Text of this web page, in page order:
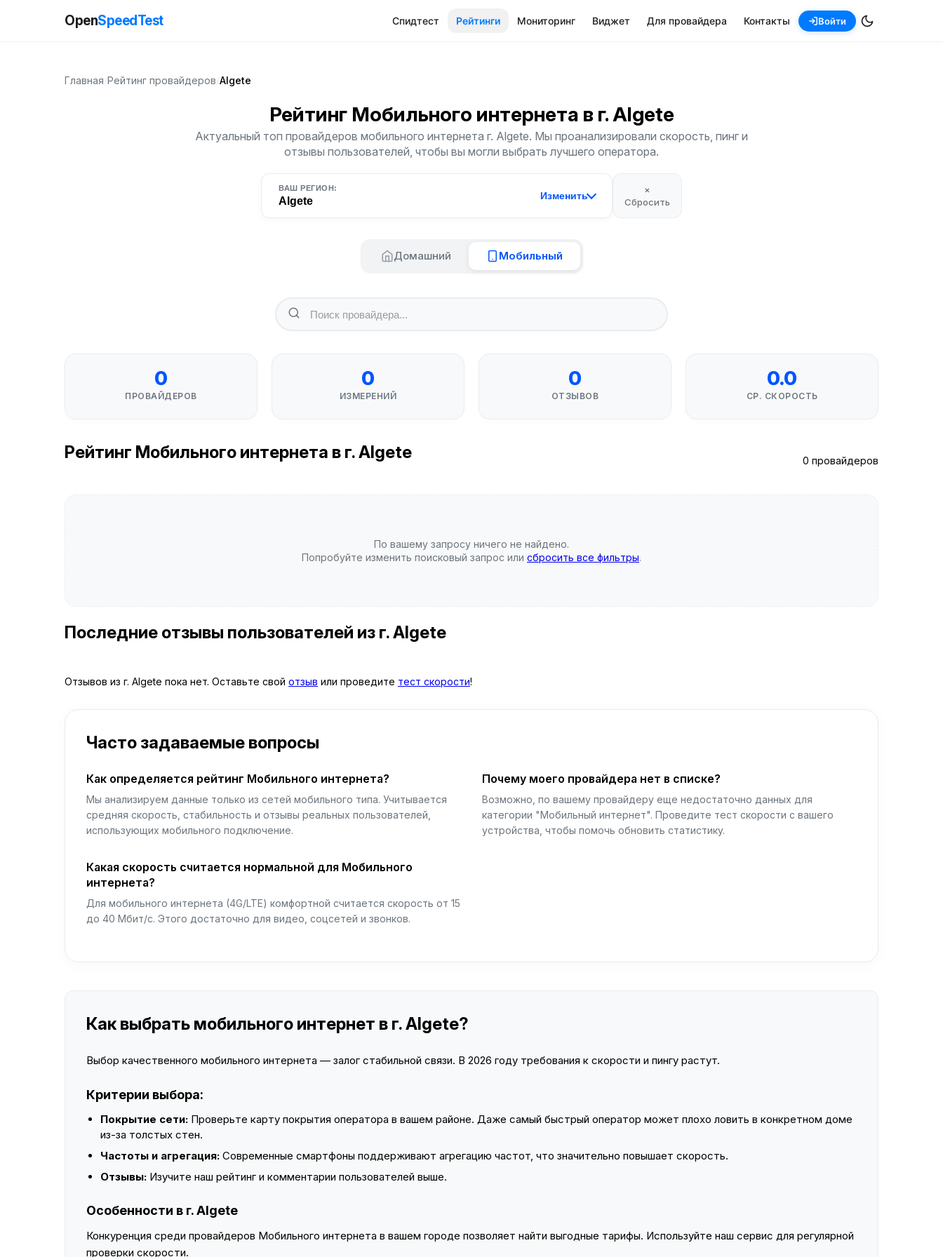
OpenSpeedTest Спидтест Рейтинги Мониторинг Виджет Для провайдера Контакты Войти
Главная Рейтинг провайдеров Algete
Рейтинг Мобильного интернета в г. Algete
Актуальный топ провайдеров мобильного интернета г. Algete. Мы проанализировали скорость, пинг и
отзывы пользователей, чтобы вы могли выбрать лучшего оператора.
ВАШ РЕГИОН:
Algete Изменить
×
Сбросить
Домашний Мобильный
0
ПРОВАЙДЕРОВ
0
ИЗМЕРЕНИЙ
0
ОТЗЫВОВ
0.0
СР. СКОРОСТЬ
Рейтинг Мобильного интернета в г. Algete 0 провайдеров
По вашему запросу ничего не найдено.
Попробуйте изменить поисковый запрос или сбросить все фильтры.
Последние отзывы пользователей из г. Algete
Отзывов из г. Algete пока нет. Оставьте свой отзыв или проведите тест скорости!
Часто задаваемые вопросы
Как определяется рейтинг Мобильного интернета?
Мы анализируем данные только из сетей мобильного типа. Учитывается
средняя скорость, стабильность и отзывы реальных пользователей,
использующих мобильного подключение.
Почему моего провайдера нет в списке?
Возможно, по вашему провайдеру еще недостаточно данных для
категории "Мобильный интернет". Проведите тест скорости с вашего
устройства, чтобы помочь обновить статистику.
Какая скорость считается нормальной для Мобильного
интернета?
Для мобильного интернета (4G/LTE) комфортной считается скорость от 15
до 40 Мбит/с. Этого достаточно для видео, соцсетей и звонков.
Как выбрать мобильного интернет в г. Algete?
Выбор качественного мобильного интернета — залог стабильной связи. В 2026 году требования к скорости и пингу растут.
Критерии выбора:
Покрытие сети: Проверьте карту покрытия оператора в вашем районе. Даже самый быстрый оператор может плохо ловить в конкретном доме
из-за толстых стен.
Частоты и агрегация: Современные смартфоны поддерживают агрегацию частот, что значительно повышает скорость.
Отзывы: Изучите наш рейтинг и комментарии пользователей выше.
Особенности в г. Algete
Конкуренция среди провайдеров Мобильного интернета в вашем городе позволяет найти выгодные тарифы. Используйте наш сервис для регулярной
проверки скорости.